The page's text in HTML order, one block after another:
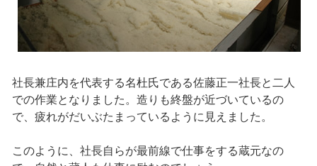
社長兼庄内を代表する名杜氏である佐藤正一社長と二人
での作業となりました。造りも終盤が近づいているの
で、疲れがだいぶたまっているように見えました。
このように、社長自らが最前線で仕事をする蔵元なの